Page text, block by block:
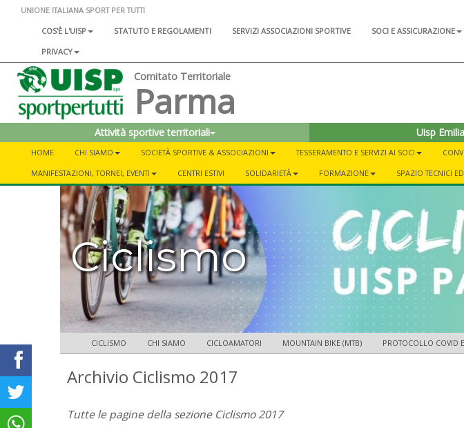
UNIONE ITALIANA SPORT PER TUTTI
COS'È L'UISP
STATUTO E REGOLAMENTI SERVIZI ASSOCIAZIONI SPORTIVE SOCI E ASSICURAZIONE
PRIVACY
Comitato Territoriale
Parma
Attività sportive territoriali Uisp
HOME CHI SIAMO SOCIETÀ SPORTIVE & ASSOCIAZIONI TESSERAMENTO E SERVIZI AI SOCI
MANIFESTAZIONI, TORNEI, EVENTI
CENTRI ESTIVI SOLIDARIETÀ FORMAZIONE SPAZIO TECNICI
Ciclismo
CICLISMO CHI SIAMO CICLOAMATORI MOUNTAIN BIKE (MTB) PROTOCOLLO COVID
Archivio Ciclismo 2017
Tutte le pagine della sezione Ciclismo 2017